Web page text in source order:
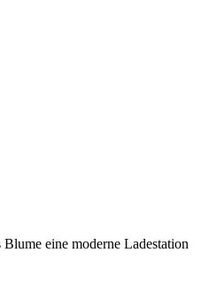
eine moderne Ladestation